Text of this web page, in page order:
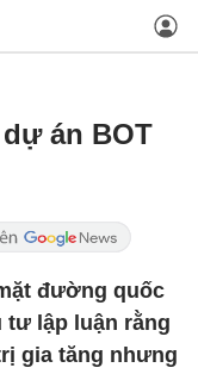
án BOT
đường quốc
tư lập luận rằng
gia tăng nhưng